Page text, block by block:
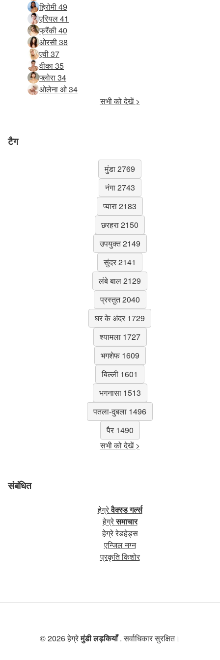
हिरोमी 49
एरियल 41
फ्रैंकी 40
ओरसी 38
एवी 37
वीका 35
फ्लोरा 34
ओलेना ओ 34
सभी को देखें >
टैग
मुंडा 2769
नंगा 2743
प्यारा 2183
छरहरा 2150
उपयुक्त 2149
सुंदर 2141
लंबे बाल 2129
प्रस्तुत 2040
घर के अंदर 1729
श्यामला 1727
भगशेफ 1609
बिल्ली 1601
भगनासा 1513
पतला-दुबला 1496
पैर 1490
सभी को देखें >
संबंधित
हेग्रेवैक्स्ड गर्ल्स
हेग्रेसमाचार
हेग्रे रेडहेड्स
एन्जिल नग्न
प्रकृति किशोर
© 2026 हेग्रेमुंडी लड़कियाँ. सर्वाधिकार सुरक्षित।